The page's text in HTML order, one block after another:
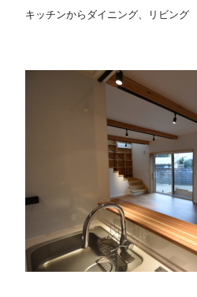
キッチンからダイニング、リビング